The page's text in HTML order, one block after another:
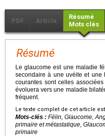
PDF Article
Résumé
Mots clés
Résumé
Le glaucome est une maladie
secondaire à une uvéite et une
courantes sont celles
évoluera vers une maladie
fréquent.
Le texte complet de cet article
Mots-clés : Félin, Glaucome,
primaire et métastatique,
primaire